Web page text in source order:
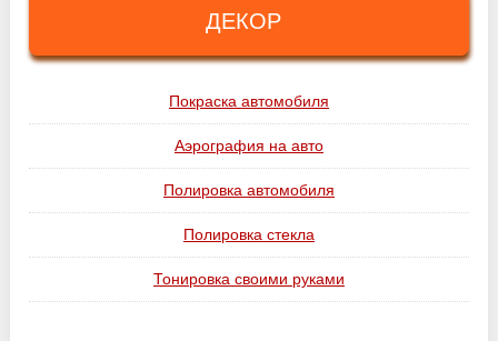
ДЕКОР
Покраска автомобиля
Аэрография на авто
Полировка автомобиля
Полировка стекла
Тонировка своими руками